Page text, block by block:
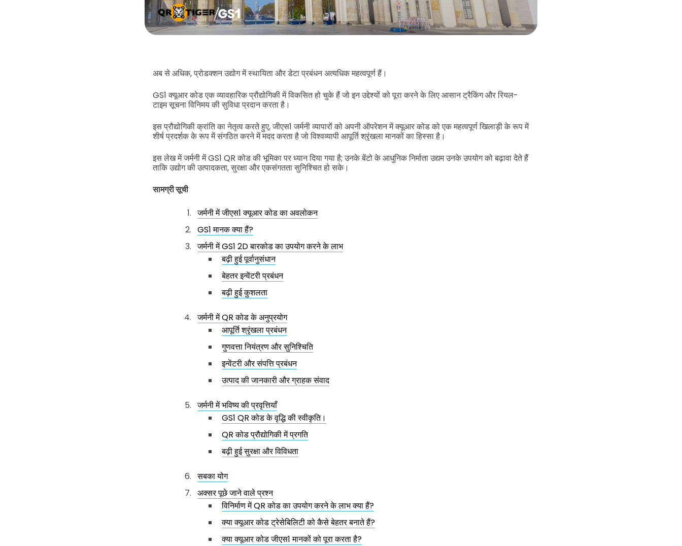
अब से अधिक, प्रोडक्शन उद्योग में स्थायिता और डेटा प्रबंधन अत्यधिक महत्वपूर्ण हैं।
GS1 क्यूआर कोड एक व्यावहारिक प्रौद्योगिकी में विकसित हो चुके हैं जो इन उद्देश्यों को पूरा करने के लिए आसान ट्रैकिंग और रियल-
टाइम सूचना विनिमय की सुविधा प्रदान करता है।
इस प्रौद्योगिकी क्रांति का नेतृत्व करते हुए, जीएस1 जर्मनी व्यापारों को अपनी ऑपरेशन में क्यूआर कोड को एक महत्वपूर्ण खिलाड़ी के रूप में
शीर्ष प्रदर्शक के रूप में संगठित करने में मदद करता है जो विश्वव्यापी आपूर्ति श्रृंखला मानकों का हिस्सा है।
इस लेख में जर्मनी में GS1 QR कोड की भूमिका पर ध्यान दिया गया है; उनके बेंटो के आधुनिक निर्माता उद्यम उनके उपयोग को बढ़ावा देते हैं
ताकि उद्योग की उत्पादकता, सुरक्षा और एकसंगतता सुनिश्चित हो सके।
सामग्री सूची
जर्मनी में जीएस1 क्यूआर कोड का अवलोकन
GS1 मानक क्या हैं?
जर्मनी में GS1 2D बारकोड का उपयोग करने के लाभ
बढ़ी हुई पूर्वानुसंधान
बेहतर इन्वेंटरी प्रबंधन
बढ़ी हुई कुशलता
जर्मनी में QR कोड के अनुप्रयोग
आपूर्ति श्रृंखला प्रबंधन
गुणवत्ता नियंत्रण और सुनिश्चिति
इन्वेंटरी और संपत्ति प्रबंधन
उत्पाद की जानकारी और ग्राहक संवाद
जर्मनी में भविष्य की प्रवृत्तियाँ
GS1 QR कोड के वृद्धि की स्वीकृति।
QR कोड प्रौद्योगिकी में प्रगति
बढ़ी हुई सुरक्षा और विविधता
सबका योग
अक्सर पूछे जाने वाले प्रश्न
विनिर्माण में QR कोड का उपयोग करने के लाभ क्या हैं?
क्या क्यूआर कोड ट्रेसेबिलिटी को कैसे बेहतर बनाते हैं?
क्या क्यूआर कोड जीएस1 मानकों को पूरा करता है?